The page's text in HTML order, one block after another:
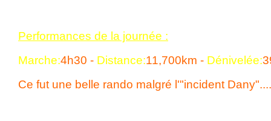
Performances de la journée :
Marche:4h30 - Distance:11,700km - Dénivelée:
Ce fut une belle rando malgré l'"incident